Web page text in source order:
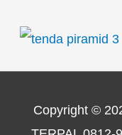
Copyright ©